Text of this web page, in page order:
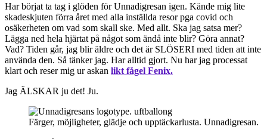
Har börjat ta tag i glöden för Unnadigresan igen. Kände mig lite
skadeskjuten förra året med alla inställda resor pga covid och
osäkerheten om vad som skall ske. Med allt. Ska jag satsa mer?
Lägga ned hela hjärtat på något som ändå inte blir? Göra annat?
Vad? Tiden går, jag blir äldre och det är SLÖSERI med tiden att inte
använda den. Så tänker jag. Har alltid gjort. Nu har jag processat
klart och reser mig ur askan likt fågel Fenix.
Jag ÄLSKAR ju det! Ju.
Färger, möjligheter, glädje och upptäckarlusta. Unnadigresan.